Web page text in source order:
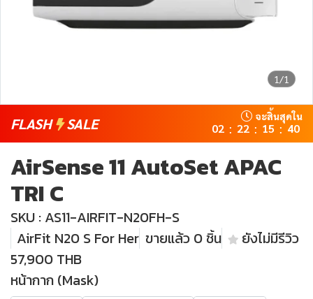
1/1
FLASH SALE จะสิ้นสุดใน
02 : 22 : 15 : 39
AirSense 11 AutoSet APAC
TRI C
SKU : AS11-AIRFIT-N20FH-S
AirFit N20 S For Her ขายแล้ว 0 ชิ้น
ยังไม่มีรีวิว
57,900 THB
หน้ากาก (Mask)